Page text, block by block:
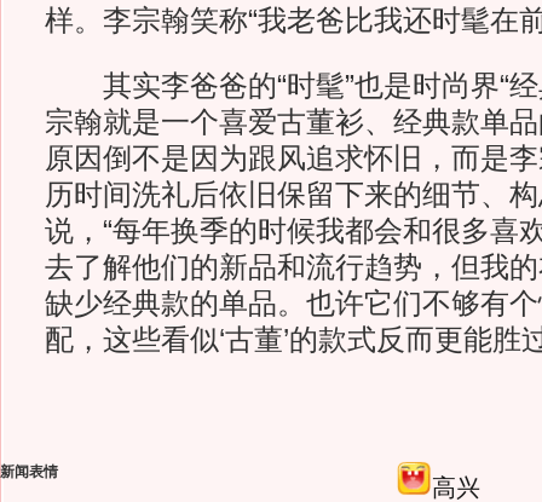
样。李宗翰笑称“我老爸比我还时髦在
其实李爸爸的“时髦”也是时尚界“经
宗翰就是一个喜爱古董衫、经典款单
原因倒不是因为跟风追求怀旧，而是
历时间洗礼后依旧保留下来的细节、
说，“每年换季的时候我都会和很多喜
去了解他们的新品和流行趋势，但我
缺少经典款的单品。也许它们不够有
配，这些看似‘古董’的款式反而更能胜
新闻表情
高兴